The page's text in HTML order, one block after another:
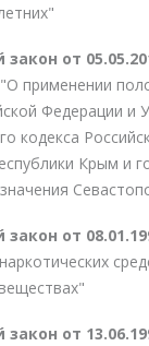
от
"О применении
Федерации и
кодекса
Крым и
от
от